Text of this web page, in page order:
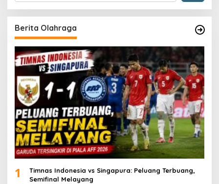
Berita Olahraga
1
Timnas Indonesia vs Singapura: Peluang Terbuang,
Semifinal Melayang